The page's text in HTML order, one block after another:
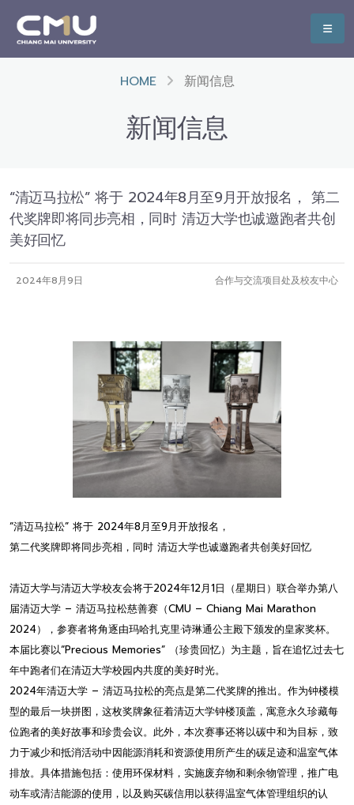
HOME 新闻信息
新闻信息
“清迈马拉松” 将于 2024年8月至9月开放报名， 第二
代奖牌即将同步亮相，同时 清迈大学也诚邀跑者共创
美好回忆
2024年8月9日 合作与交流项目处及校友中心
“清迈马拉松” 将于 2024年8月至9月开放报名，
第二代奖牌即将同步亮相，同时 清迈大学也诚邀跑者共创美好回忆
清迈大学与清迈大学校友会将于2024年12月1日（星期日）联合举办第八
届清迈大学 – 清迈马拉松慈善赛（CMU – Chiang Mai Marathon
2024），参赛者将角逐由玛哈扎克里·诗琳通公主殿下颁发的皇家奖杯。
本届比赛以“Precious Memories” （珍贵回忆）为主题，旨在追忆过去七
年中跑者们在清迈大学校园内共度的美好时光。
2024年清迈大学 – 清迈马拉松的亮点是第二代奖牌的推出。作为钟楼模
型的最后一块拼图，这枚奖牌象征着清迈大学钟楼顶盖，寓意永久珍藏每
位跑者的美好故事和珍贵会议。此外，本次赛事还将以碳中和为目标，致
力于减少和抵消活动中因能源消耗和资源使用所产生的碳足迹和温室气体
排放。具体措施包括：使用环保材料，实施废弃物和剩余物管理，推广电
动车或清洁能源的使用，以及购买碳信用以获得温室气体管理组织的认